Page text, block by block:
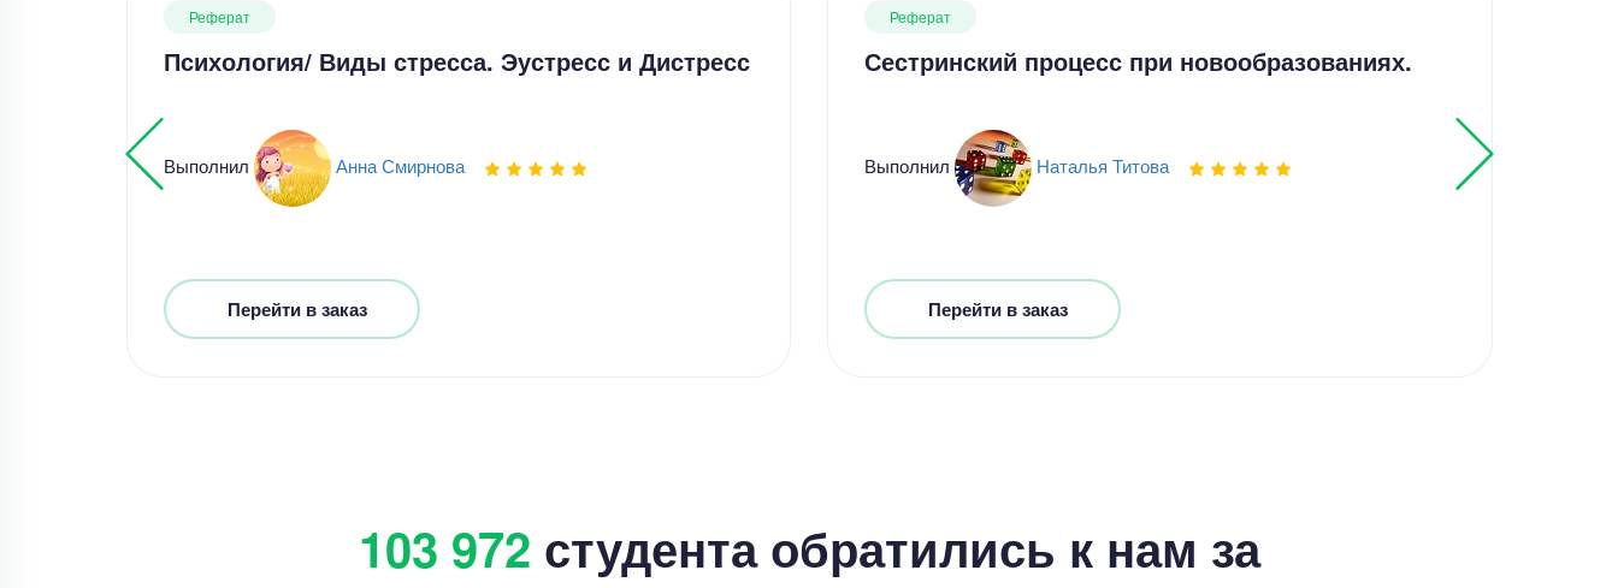
Реферат
Психология/ Виды стресса. Эустресс и Дистресс
Выполнил Анна Смирнова
Перейти в заказ
Реферат
Сестринский процесс при новообразованиях.
Выполнил Наталья Титова
Перейти в заказ
103 972 студента обратились к нам за